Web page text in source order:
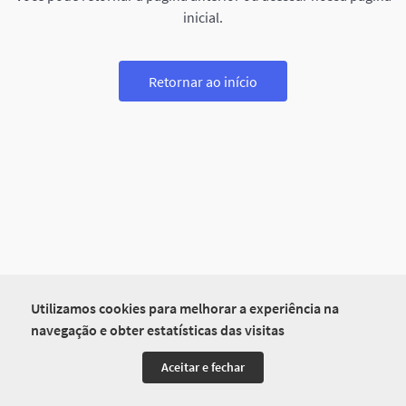
Utilizamos cookies para melhorar a experiência na
navegação e obter estatísticas das visitas
Aceitar e fechar
inicial.
Retornar ao início